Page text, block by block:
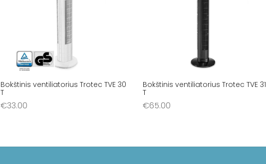
Bokštinis ventiliatorius Trotec TVE 30
T
€33.00
Bokštinis ventiliatorius Trotec TVE 31
T
€65.00